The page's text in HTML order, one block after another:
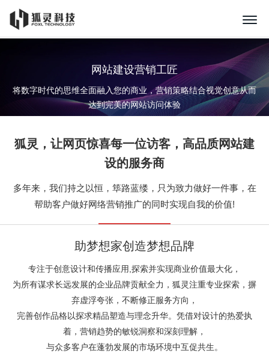
网站建设营销工匠
将数字时代的思维全面融入您的商业，营销策略结合视觉创意从而
达到完美的网站访问体验
狐灵，让网页惊喜每一位访客， 高品质网站建
设的服务商
多年来，我们持之以恒，筚路蓝缕，只为致力做好一件事，在
帮助客户做好网络营销推广的同时实现自我的价值!
助梦想家创造梦想品牌
专注于创意设计和传播应用,探索并实现商业价值最大化，
为所有谋求长远发展的企业品牌贡献全力，狐灵注重专业探索，摒
弃虚浮夸张，不断修正服务方向，
完善创作品格以探求精品塑造与理念升华。凭借对设计的热爱执
着，营销趋势的敏锐洞察和深刻理解，
与众多客户在蓬勃发展的市场环境中互促共生。